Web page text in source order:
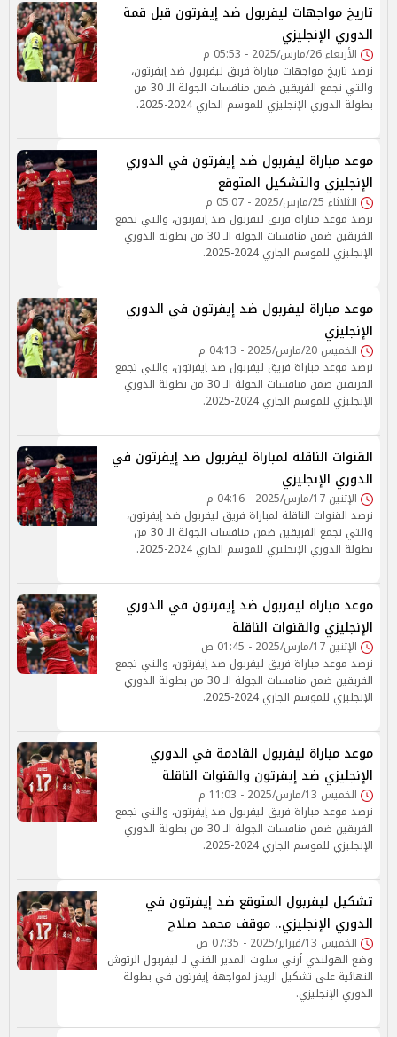
تاريخ مواجهات ليفربول ضد إيفرتون قبل قمة
الدوري الإنجليزي
الأربعاء 26/مارس/2025 - 05:53 م
نرصد تاريخ مواجهات مباراة فريق ليفربول ضد إيفرتون،
والتي تجمع الفريقين ضمن منافسات الجولة الـ 30 من
بطولة الدوري الإنجليزي للموسم الجاري 2024-2025.
موعد مباراة ليفربول ضد إيفرتون في الدوري
الإنجليزي والتشكيل المتوقع
الثلاثاء 25/مارس/2025 - 05:07 م
نرصد موعد مباراة فريق ليفربول ضد إيفرتون، والتي تجمع
الفريقين ضمن منافسات الجولة الـ 30 من بطولة الدوري
الإنجليزي للموسم الجاري 2024-2025.
موعد مباراة ليفربول ضد إيفرتون في الدوري
الإنجليزي
الخميس 20/مارس/2025 - 04:13 م
نرصد موعد مباراة فريق ليفربول ضد إيفرتون، والتي تجمع
الفريقين ضمن منافسات الجولة الـ 30 من بطولة الدوري
الإنجليزي للموسم الجاري 2024-2025.
القنوات الناقلة لمباراة ليفربول ضد إيفرتون في
الدوري الإنجليزي
الإثنين 17/مارس/2025 - 04:16 م
نرصد القنوات الناقلة لمباراة فريق ليفربول ضد إيفرتون،
والتي تجمع الفريقين ضمن منافسات الجولة الـ 30 من
بطولة الدوري الإنجليزي للموسم الجاري 2024-2025.
موعد مباراة ليفربول ضد إيفرتون في الدوري
الإنجليزي والقنوات الناقلة
الإثنين 17/مارس/2025 - 01:45 ص
نرصد موعد مباراة فريق ليفربول ضد إيفرتون، والتي تجمع
الفريقين ضمن منافسات الجولة الـ 30 من بطولة الدوري
الإنجليزي للموسم الجاري 2024-2025.
موعد مباراة ليفربول القادمة في الدوري
الإنجليزي ضد إيفرتون والقنوات الناقلة
الخميس 13/مارس/2025 - 11:03 م
نرصد موعد مباراة فريق ليفربول ضد إيفرتون، والتي تجمع
الفريقين ضمن منافسات الجولة الـ 30 من بطولة الدوري
الإنجليزي للموسم الجاري 2024-2025.
تشكيل ليفربول المتوقع ضد إيفرتون في
الدوري الإنجليزي.. موقف محمد صلاح
الخميس 13/فبراير/2025 - 07:35 ص
وضع الهولندي أرني سلوت المدير الفني لـ ليفربول الرتوش
النهائية على تشكيل الريدز لمواجهة إيفرتون في بطولة
الدوري الإنجليزي.